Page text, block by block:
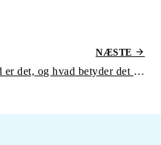
NÆSTE
EU-forordning 261: Hvad er det, og hvad betyder det for dig?